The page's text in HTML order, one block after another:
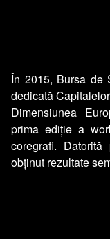
În 2015, Bursa de
dedicată
Dimensiunea
prima ediție a
coregrafi.
obținut rezultate